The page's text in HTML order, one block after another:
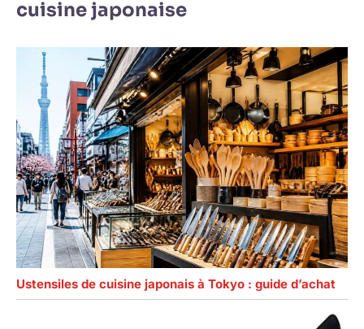
cuisine japonaise
Ustensiles de cuisine japonais à Tokyo : guide d’achat